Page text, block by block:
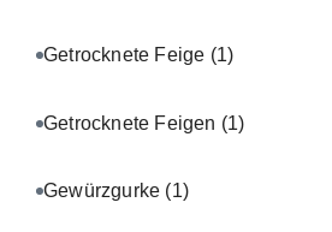
Getrocknete Feige (1)
Getrocknete Feigen (1)
Gewürzgurke (1)